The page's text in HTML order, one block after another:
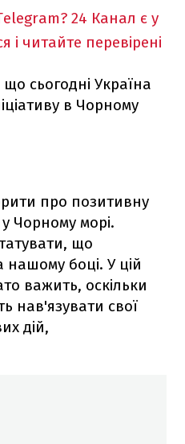
24 Канал є у
і читайте перевірені
сьогодні Україна
в Чорному
про позитивну
Чорному морі.
що
нашому боці. У цій
важить, оскільки
нав'язувати свої
дій,